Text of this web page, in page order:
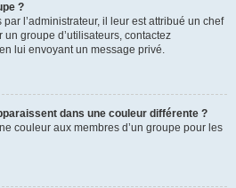
?
l’administrateur, il leur est attribué un chef
groupe d’utilisateurs, contactez
lui envoyant un message privé.
dans une couleur différente ?
couleur aux membres d’un groupe pour les